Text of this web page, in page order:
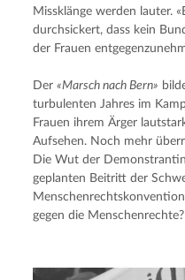
Missklänge werden lauter.
durchsickert, dass kein
der Frauen
Der «Marsch nach Bern»
turbulenten Jahres im
Frauen ihrem Ärger
Aufsehen. Noch mehr
Die Wut der
geplanten Beitritt der
gegen die Menschenrechte?